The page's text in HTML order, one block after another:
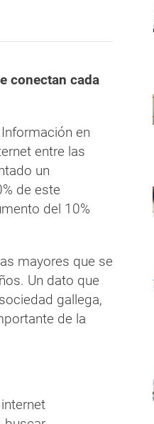
conectan cada
en
entre las
un
de este
del 10%
mayores que se
Un dato que
gallega,
de la